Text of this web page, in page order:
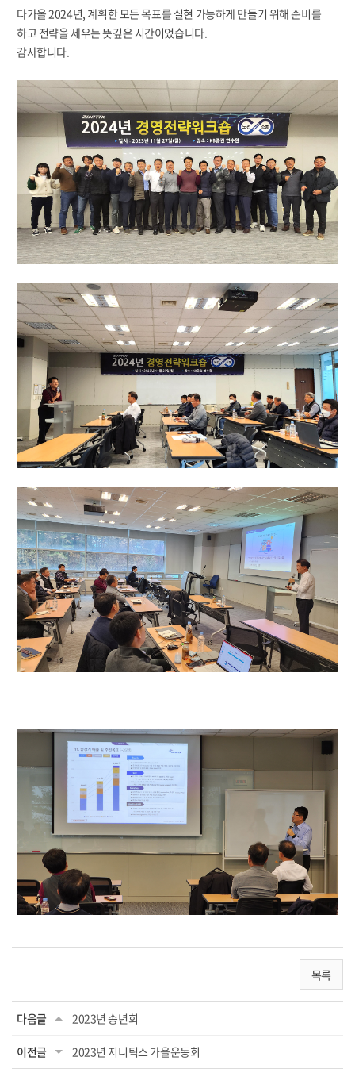
다가올 2024년, 계획한 모든 목표를 실현 가능하게 만들기 위해 준비를
하고 전략을 세우는 뜻깊은 시간이었습니다.
감사합니다.
목록
다음글 2023년 송년회
이전글 2023년 지니틱스 가을운동회